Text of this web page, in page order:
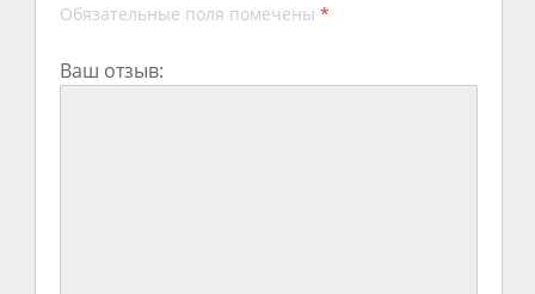
Обязательные поля помечены *
Ваш отзыв: